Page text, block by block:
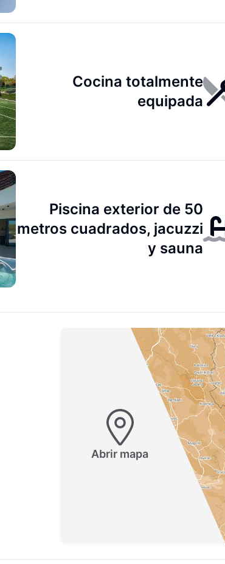
Cocina totalmente
equipada
Piscina exterior de 50
metros cuadrados, jacuzzi
y sauna
Abrir mapa